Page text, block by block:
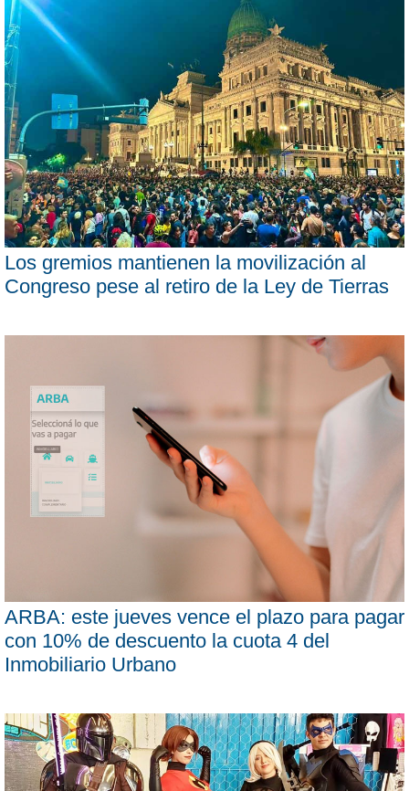
Los gremios mantienen la movilización al
Congreso pese al retiro de la Ley de Tierras
ARBA: este jueves vence el plazo para pagar
con 10% de descuento la cuota 4 del
Inmobiliario Urbano